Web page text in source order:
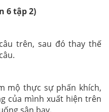
6 tập 2)
trên, sau đó thay thế
mộ thực sự phấn khích,
của mình xuất hiện trên